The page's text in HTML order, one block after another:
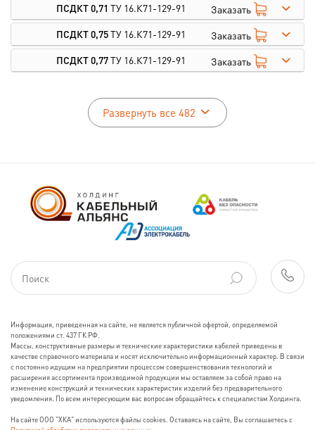
ПСДКТ 0,71 ТУ 16.К71-129-91
Заказать
ПСДКТ 0,75ТУ 16.К71-129-91
Заказать
ПСДКТ 0,77ТУ 16.К71-129-91 Заказать
Развернуть все 482
Информация, приведенная на сайте, не является публичной офертой, определяемой
положениями ст. 437 ГК РФ.
Массы, конструктивные размеры и технические характеристики кабелей приведены в
качестве справочного материала и носят исключительно информационный характер. В связи
с постоянно идущим на предприятии процессом совершенствования технологий и
расширения ассортимента производимой продукции мы оставляем за собой право на
изменение конструкций и технических характеристик изделий без предварительного
уведомления. По всем интересующим вас вопросам обращайтесь к специалистам Холдинга.
На сайте ООО "ХКА" используются файлы cookies. Оставаясь на сайте, Вы соглашаетесь с